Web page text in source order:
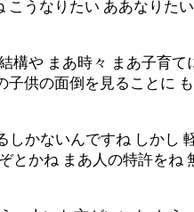
うなりたい ああなりた
構や まあ時々 まあ子育て
供の面倒を見ることに
かないんですね しかし
とかね まあ人の特許をね